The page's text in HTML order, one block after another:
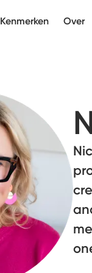
Kenmerken Over